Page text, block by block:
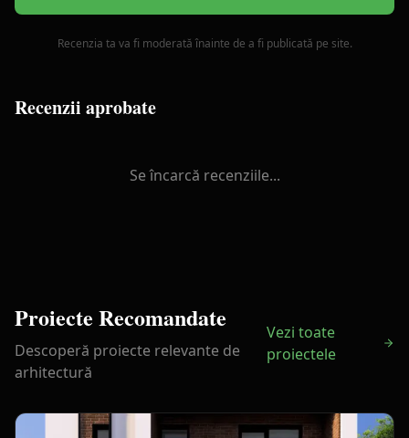
Recenzia ta va fi moderată înainte de a fi publicată pe site.
Recenzii aprobate
Se încarcă recenziile...
Proiecte Recomandate
Descoperă proiecte relevante de
arhitectură
Vezi toate
proiectele